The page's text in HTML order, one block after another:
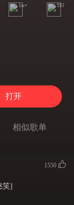
1w+ 557
打开
相似歌单
1550
笑]